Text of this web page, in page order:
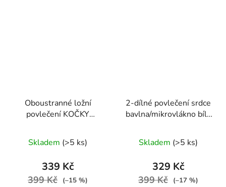
Oboustranné ložní
povlečení KOČKY
cm / 70 × 90 cm
Skladem (>5 ks)
339 Kč
399 Kč (–15 %)
2-dílné povlečení srdce
bavlna/mikrovlákno bílá
jednu postel
Skladem (>5 ks)
329 Kč
399 Kč (–17 %)